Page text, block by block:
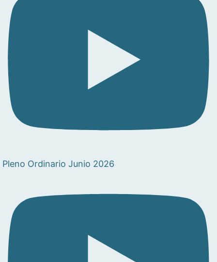
Pleno Ordinario Junio 2026